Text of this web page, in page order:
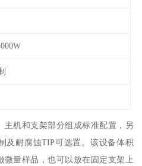
主机和支架部分组成标准配置，另
及耐腐蚀TIP可选置。该设备体积
微量样品，也可以放在固定支架上